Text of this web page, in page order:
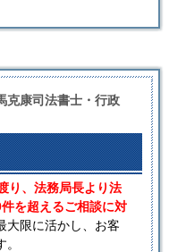
克康司法書士・行政
り、法務局長より法
を超えるご相談に対
大限に活かし、お客